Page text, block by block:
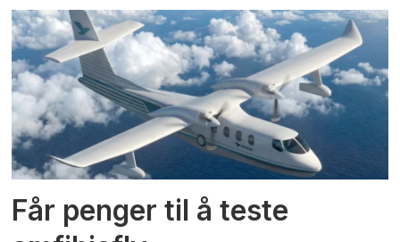
Får penger til å teste